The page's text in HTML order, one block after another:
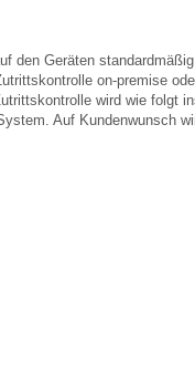
den Geräten
on-premise
wird wie folgt
Auf Kundenwunsch